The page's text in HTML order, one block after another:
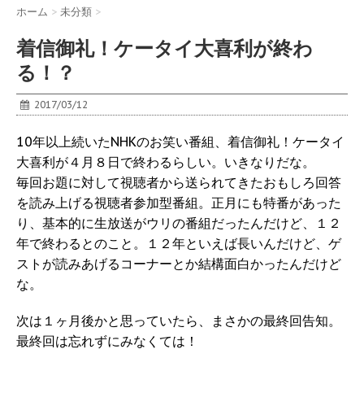
ホーム > 未分類 >
着信御礼！ケータイ大喜利が終わ
る！？
2017/03/12
10年以上続いたNHKのお笑い番組、着信御礼！ケータイ
大喜利が４月８日で終わるらしい。いきなりだな。
毎回お題に対して視聴者から送られてきたおもしろ回答
を読み上げる視聴者参加型番組。正月にも特番があった
り、基本的に生放送がウリの番組だったんだけど、１２
年で終わるとのこと。１２年といえば長いんだけど、ゲ
ストが読みあげるコーナーとか結構面白かったんだけど
な。
次は１ヶ月後かと思っていたら、まさかの最終回告知。
最終回は忘れずにみなくては！